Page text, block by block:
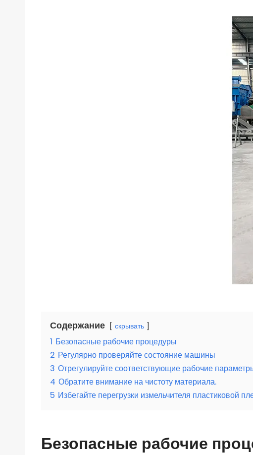
Содержание скрывать
1 Безопасные рабочие процедуры
2 Регулярно проверяйте состояние машины
3 Отрегулируйте соответствующие рабочие
4 Обратите внимание на чистоту материала.
5 Избегайте перегрузки измельчителя пластиковой
Безопасные рабочие